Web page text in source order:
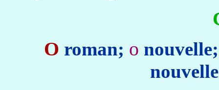
O roman; o